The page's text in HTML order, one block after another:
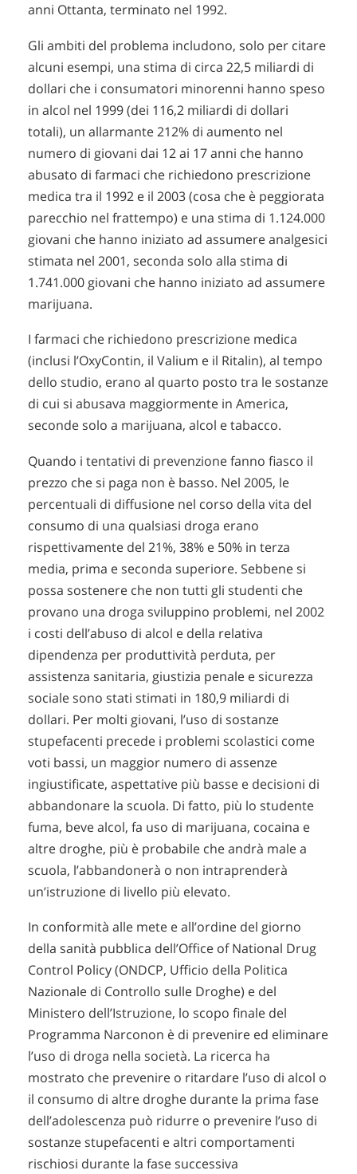
anni Ottanta, terminato nel 1992.
Gli ambiti del problema includono, solo per citare
alcuni esempi, una stima di circa 22,5 miliardi di
dollari che i consumatori minorenni hanno speso
in alcol nel 1999 (dei 116,2 miliardi di dollari
totali), un allarmante 212% di aumento nel
numero di giovani dai 12 ai 17 anni che hanno
abusato di farmaci che richiedono prescrizione
medica tra il 1992 e il 2003 (cosa che è peggiorata
parecchio nel frattempo) e una stima di 1.124.000
giovani che hanno iniziato ad assumere analgesici
stimata nel 2001, seconda solo alla stima di
1.741.000 giovani che hanno iniziato ad assumere
marijuana.
I farmaci che richiedono prescrizione medica
(inclusi l’OxyContin, il Valium e il Ritalin), al tempo
dello studio, erano al quarto posto tra le sostanze
di cui si abusava maggiormente in America,
seconde solo a marijuana, alcol e tabacco.
Quando i tentativi di prevenzione fanno fiasco il
prezzo che si paga non è basso. Nel 2005, le
percentuali di diffusione nel corso della vita del
consumo di una qualsiasi droga erano
rispettivamente del 21%, 38% e 50% in terza
media, prima e seconda superiore. Sebbene si
possa sostenere che non tutti gli studenti che
provano una droga sviluppino problemi, nel 2002
i costi dell’abuso di alcol e della relativa
dipendenza per produttività perduta, per
assistenza sanitaria, giustizia penale e sicurezza
sociale sono stati stimati in 180,9 miliardi di
dollari. Per molti giovani, l’uso di sostanze
stupefacenti precede i problemi scolastici come
voti bassi, un maggior numero di assenze
ingiustificate, aspettative più basse e decisioni di
abbandonare la scuola. Di fatto, più lo studente
fuma, beve alcol, fa uso di marijuana, cocaina e
altre droghe, più è probabile che andrà male a
scuola, l’abbandonerà o non intraprenderà
un’istruzione di livello più elevato.
In conformità alle mete e all’ordine del giorno
della sanità pubblica dell’Office of National Drug
Control Policy (ONDCP, Ufficio della Politica
Nazionale di Controllo sulle Droghe) e del
Ministero dell’Istruzione, lo scopo finale del
Programma Narconon è di prevenire ed eliminare
l’uso di droga nella società. La ricerca ha
mostrato che prevenire o ritardare l’uso di alcol o
il consumo di altre droghe durante la prima fase
dell’adolescenza può ridurre o prevenire l’uso di
sostanze stupefacenti e altri comportamenti
rischiosi durante la fase successiva